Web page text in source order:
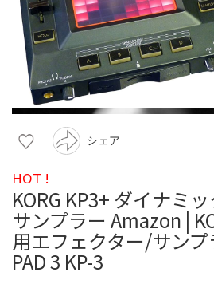
シェア
HOT !
KORG KP3+ ダイナミ
サンプラー Amazon |
用エフェクター/サンプ
PAD 3 KP-3